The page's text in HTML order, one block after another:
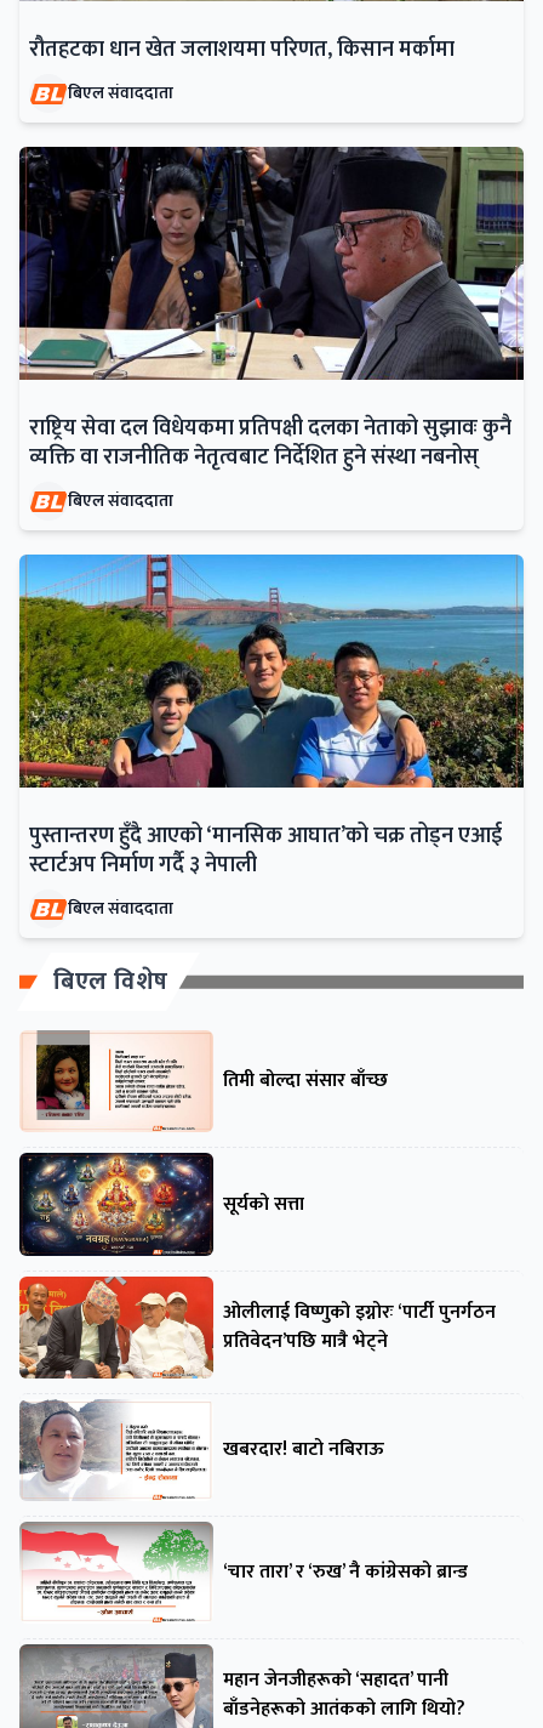
रौतहटका धान खेत जलाशयमा परिणत, किसान मर्कामा
बिएल संवाददाता
राष्ट्रिय सेवा दल विधेयकमा प्रतिपक्षी दलका नेताको सुझावः कुनै
व्यक्ति वा राजनीतिक नेतृत्वबाट निर्देशित हुने संस्था नबनोस्
बिएल संवाददाता
पुस्तान्तरण हुँदै आएको ‘मानसिक आघात’को चक्र तोड्न एआई
स्टार्टअप निर्माण गर्दै ३ नेपाली
बिएल संवाददाता
बिएल विशेष
तिमी बोल्दा संसार बाँच्छ
सूर्यको सत्ता
ओलीलाई विष्णुको इग्नोरः ‘पार्टी पुनर्गठन
प्रतिवेदन’पछि मात्रै भेट्ने
खबरदार! बाटो नबिराऊ
‘चार तारा’ र ‘रुख’ नै कांग्रेसको ब्रान्ड
महान जेनजीहरूको ‘सहादत’ पानी
बाँडनेहरूको आतंकको लागि थियो?